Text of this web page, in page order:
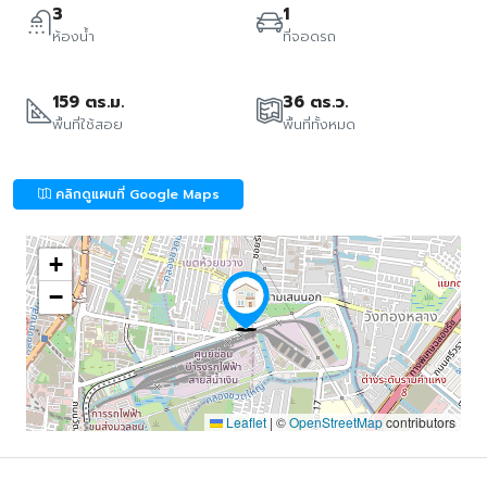
3
ห้องน้ำ
1
ที่จอดรถ
159 ตร.ม.
พื้นที่ใช้สอย
36 ตร.ว.
พื้นที่ทั้งหมด
คลิกดูแผนที่ Google Maps
+
−
Leaflet | ©OpenStreetMapcontributors